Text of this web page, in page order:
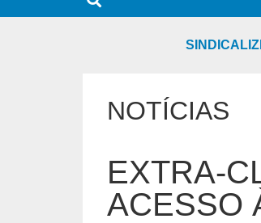
NOTÍCIAS
EXTRA-
ACESSO